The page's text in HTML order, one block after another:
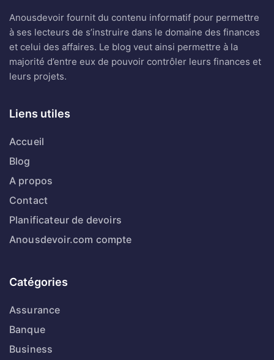
Anousdevoir fournit du contenu informatif pour permettre
à ses lecteurs de s’instruire dans le domaine des finances
et celui des affaires. Le blog veut ainsi permettre à la
majorité d’entre eux de pouvoir contrôler leurs finances et
leurs projets.
Liens utiles
Accueil
Blog
A propos
Contact
Planificateur de devoirs
Anousdevoir.com compte
Catégories
Assurance
Banque
Business